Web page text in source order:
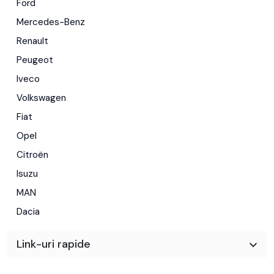
Tel O724 O19O99
Pret 14000e + tva
Ford
Mercedes-Benz
Renault
Peugeot
Iveco
Volkswagen
Fiat
Opel
Citroën
Isuzu
MAN
Dacia
Link-uri rapide